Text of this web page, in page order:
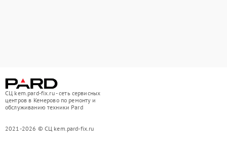
СЦ kem.pard-fix.ru - сеть сервисных
центров в Кемерово по ремонту и
обслуживанию техники Pard
2021-2026 © СЦ kem.pard-fix.ru